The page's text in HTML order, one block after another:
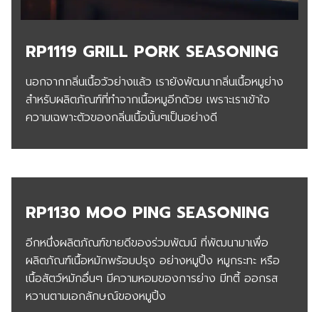
RP1119 GRILL PORK SEASONING
นอกจากกลิ่นเนื้อวัวย่างแล้ว เรายังพัฒนากลิ่นเนื้อหมูย่าง
สำหรับผลิตภัณฑ์ที่ทำจากเนื้อหมูอีกด้วย เพราะเราเข้าใจ
ความเฉพาะตัวของกลิ่นเนื้อนั้นๆเป็นอย่างดี
RP1130 MOO PING SEASONING
อีกหนึ่งผลิตภัณฑ์ขายดีของร่วมพัฒน์ ที่พัฒนามาเพื่อ
ผลิตภัณฑ์เนื้อหมักพร้อมปรุง อย่างหมูปิ้ง หมูกระทะ หรือ
เนื้อสัตว์หมักอื่นๆ มีความหอมของการย่าง มีทตี้ ออกรส
หวานตามเอกลักษณ์ของหมูปิ้ง